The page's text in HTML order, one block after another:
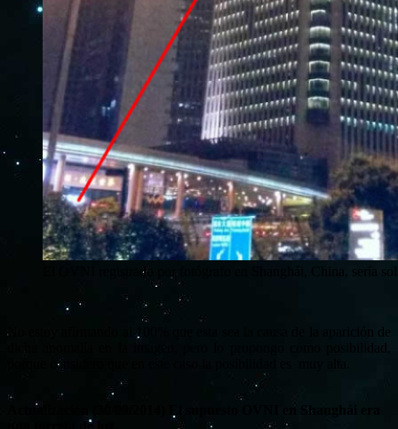
El OVNI registrado por fotógrafo en Shanghái, China, sería
No estoy afirmando al 100% que esta sea la causa de la aparición de
dicha anomalía en la imagen, pero lo propongo como posibilidad,
porque considero que en este caso la posibilidad es muy alta.
Actualización (30/09/2014) El supuesto OVNI en Shanghái era